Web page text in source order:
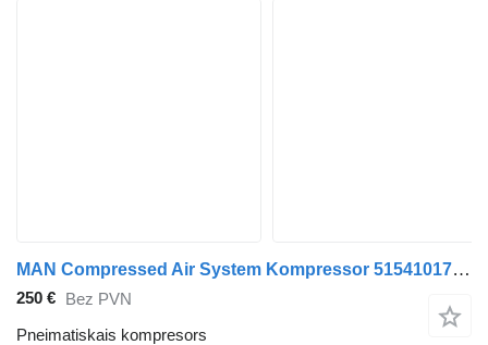
MAN Compressed Air System Kompressor 51541017247 pneimatiskais kompresors paredzēts kravas automašīnas
250 € Bez PVN
Pneimatiskais kompresors